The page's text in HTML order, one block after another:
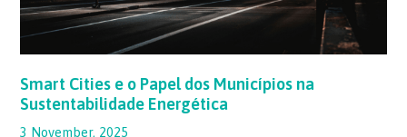
Smart Cities e o Papel dos Municípios na
Sustentabilidade Energética
3 November, 2025